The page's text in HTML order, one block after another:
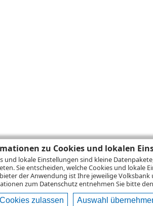
zu Cookies und lokalen
und lokale Einstellungen sind kleine
Sie entscheiden, welche Cookies und lokale
der Anwendung ist Ihre jeweilige Volksbank
zum Datenschutzentnehmen Sie bitte
zulassen Auswahl